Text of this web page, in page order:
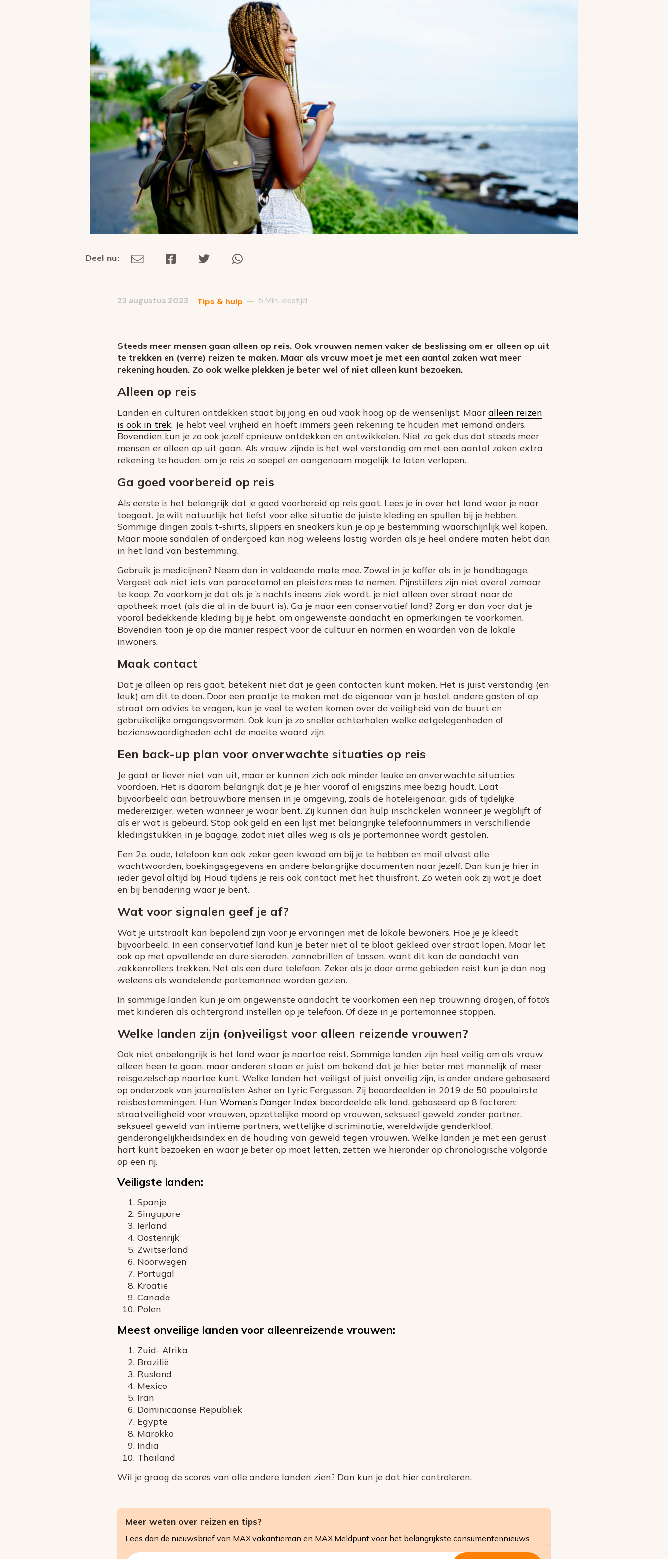
Deel
Deel nu:
mail
23 augustus 2023 Tips & hulp — 5 Min. leestijd
Steeds meer mensen gaan alleen op reis. Ook vrouwen nemen vaker de beslissing om er alleen op uit
te trekken en (verre) reizen te maken. Maar als vrouw moet je met een aantal zaken wat meer
rekening houden. Zo ook welke plekken je beter wel of niet alleen kunt bezoeken.
Alleen op reis
Landen en culturen ontdekken staat bij jong en oud vaak hoog op de wensenlijst. Maar alleen reizen
is ook in trek. Je hebt veel vrijheid en hoeft immers geen rekening te houden met iemand anders.
Bovendien kun je zo ook jezelf opnieuw ontdekken en ontwikkelen. Niet zo gek dus dat steeds meer
mensen er alleen op uit gaan. Als vrouw zijnde is het wel verstandig om met een aantal zaken extra
rekening te houden, om je reis zo soepel en aangenaam mogelijk te laten verlopen.
Ga goed voorbereid op reis
Als eerste is het belangrijk dat je goed voorbereid op reis gaat. Lees je in over het land waar je naar
toegaat. Je wilt natuurlijk het liefst voor elke situatie de juiste kleding en spullen bij je hebben.
Sommige dingen zoals t-shirts, slippers en sneakers kun je op je bestemming waarschijnlijk wel kopen.
Maar mooie sandalen of ondergoed kan nog weleens lastig worden als je heel andere maten hebt dan
in het land van bestemming.
Gebruik je medicijnen? Neem dan in voldoende mate mee. Zowel in je koffer als in je handbagage.
Vergeet ook niet iets van paracetamol en pleisters mee te nemen. Pijnstillers zijn niet overal zomaar
te koop. Zo voorkom je dat als je ’s nachts ineens ziek wordt, je niet alleen over straat naar de
apotheek moet (als die al in de buurt is). Ga je naar een conservatief land? Zorg er dan voor dat je
vooral bedekkende kleding bij je hebt, om ongewenste aandacht en opmerkingen te voorkomen.
Bovendien toon je op die manier respect voor de cultuur en normen en waarden van de lokale
inwoners.
Maak contact
Dat je alleen op reis gaat, betekent niet dat je geen contacten kunt maken. Het is juist verstandig (en
leuk) om dit te doen. Door een praatje te maken met de eigenaar van je hostel, andere gasten of op
straat om advies te vragen, kun je veel te weten komen over de veiligheid van de buurt en
gebruikelijke omgangsvormen. Ook kun je zo sneller achterhalen welke eetgelegenheden of
bezienswaardigheden echt de moeite waard zijn.
Een back-up plan voor onverwachte situaties op reis
Je gaat er liever niet van uit, maar er kunnen zich ook minder leuke en onverwachte situaties
voordoen. Het is daarom belangrijk dat je je hier vooraf al enigszins mee bezig houdt. Laat
bijvoorbeeld aan betrouwbare mensen in je omgeving, zoals de hoteleigenaar, gids of tijdelijke
medereiziger, weten wanneer je waar bent. Zij kunnen dan hulp inschakelen wanneer je wegblijft of
als er wat is gebeurd. Stop ook geld en een lijst met belangrijke telefoonnummers in verschillende
kledingstukken in je bagage, zodat niet alles weg is als je portemonnee wordt gestolen.
Een 2e, oude, telefoon kan ook zeker geen kwaad om bij je te hebben en mail alvast alle
wachtwoorden, boekingsgegevens en andere belangrijke documenten naar jezelf. Dan kun je hier in
ieder geval altijd bij. Houd tijdens je reis ook contact met het thuisfront. Zo weten ook zij wat je doet
en bij benadering waar je bent.
Wat voor signalen geef je af?
Wat je uitstraalt kan bepalend zijn voor je ervaringen met de lokale bewoners. Hoe je je kleedt
bijvoorbeeld. In een conservatief land kun je beter niet al te bloot gekleed over straat lopen. Maar let
ook op met opvallende en dure sieraden, zonnebrillen of tassen, want dit kan de aandacht van
zakkenrollers trekken. Net als een dure telefoon. Zeker als je door arme gebieden reist kun je dan nog
weleens als wandelende portemonnee worden gezien.
In sommige landen kun je om ongewenste aandacht te voorkomen een nep trouwring dragen, of foto’s
met kinderen als achtergrond instellen op je telefoon. Of deze in je portemonnee stoppen.
Welke landen zijn (on)veiligst voor alleen reizende vrouwen?
Ook niet onbelangrijk is het land waar je naartoe reist. Sommige landen zijn heel veilig om als vrouw
alleen heen te gaan, maar anderen staan er juist om bekend dat je hier beter met mannelijk of meer
reisgezelschap naartoe kunt. Welke landen het veiligst of juist onveilig zijn, is onder andere gebaseerd
op onderzoek van journalisten Asher en Lyric Fergusson. Zij beoordeelden in 2019 de 50 populairste
reisbestemmingen. Hun Women’s Danger Index beoordeelde elk land, gebaseerd op 8 factoren:
straatveiligheid voor vrouwen, opzettelijke moord op vrouwen, seksueel geweld zonder partner,
seksueel geweld van intieme partners, wettelijke discriminatie, wereldwijde genderkloof,
genderongelijkheidsindex en de houding van geweld tegen vrouwen. Welke landen je met een gerust
hart kunt bezoeken en waar je beter op moet letten, zetten we hieronder op chronologische volgorde
op een rij.
Veiligste landen:
Spanje
Singapore
Ierland
Oostenrijk
Zwitserland
Noorwegen
Portugal
Kroatië
Canada
Polen
Meest onveilige landen voor alleenreizende vrouwen:
Zuid- Afrika
Brazilië
Rusland
Mexico
Iran
Dominicaanse Republiek
Egypte
Marokko
India
Thailand
Wil je graag de scores van alle andere landen zien? Dan kun je dat hier controleren.
Meer weten over reizen en tips?
Lees dan de nieuwsbrief van MAX vakantieman en MAX Meldpunt voor het belangrijkste consumentennieuws.